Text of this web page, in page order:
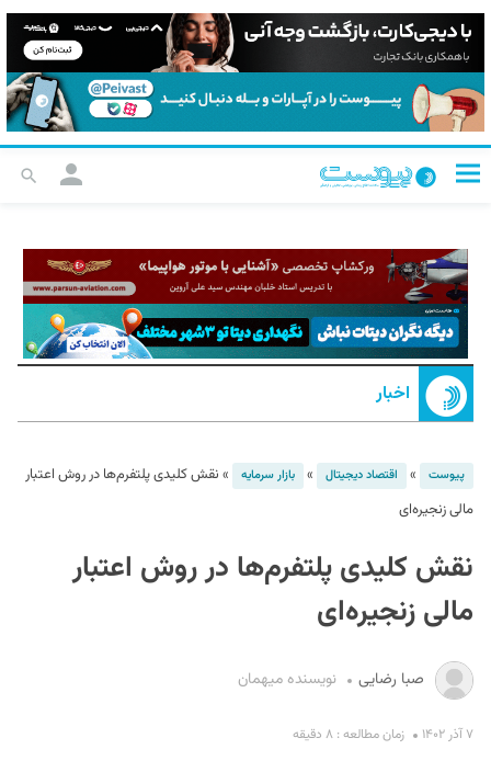
اخبار
پیوست » اقتصاد دیجیتال » بازار سرمایه » نقش کلیدی پلتفرم‌ها در روش اعتبار
مالی زنجیره‌ای
نقش کلیدی پلتفرم‌ها در روش اعتبار
مالی زنجیره‌ای
صبا رضایی نویسنده میهمان
۷ آذر ۱۴۰۲ زمان مطالعه : ۸ دقیقه